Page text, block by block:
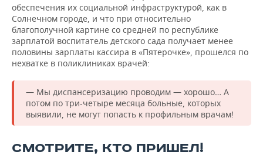
обеспечения их социальной инфраструктурой, как в
Солнечном городе, и что при относительно
благополучной картине со средней по республике
зарплатой воспитатель детского сада получает менее
половины зарплаты кассира в «Пятерочке», прошелся по
нехватке в поликлиниках врачей:
— Мы диспансеризацию проводим — хорошо… А
потом по три-четыре месяца больные, которых
выявили, не могут попасть к профильным врачам!
СМОТРИТЕ, КТО ПРИШЕЛ!